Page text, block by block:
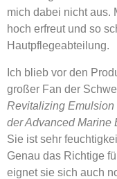
mich dabei nicht aus.
hoch erfreut und so
Hautpflegeabteilung.
Ich blieb vor den
großer Fan der
Revitalizing Emulsion
der Advanced Marine
Sie ist sehr
Genau das Richtige
eignet sie sich auch